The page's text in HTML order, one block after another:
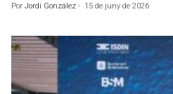
Por Jordi González - 15 de juny de 2026